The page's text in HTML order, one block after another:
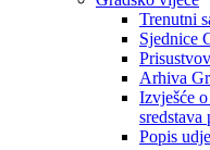
Trenutni
Sjednice
Arhiva
Izvješće
sredstava
Popis